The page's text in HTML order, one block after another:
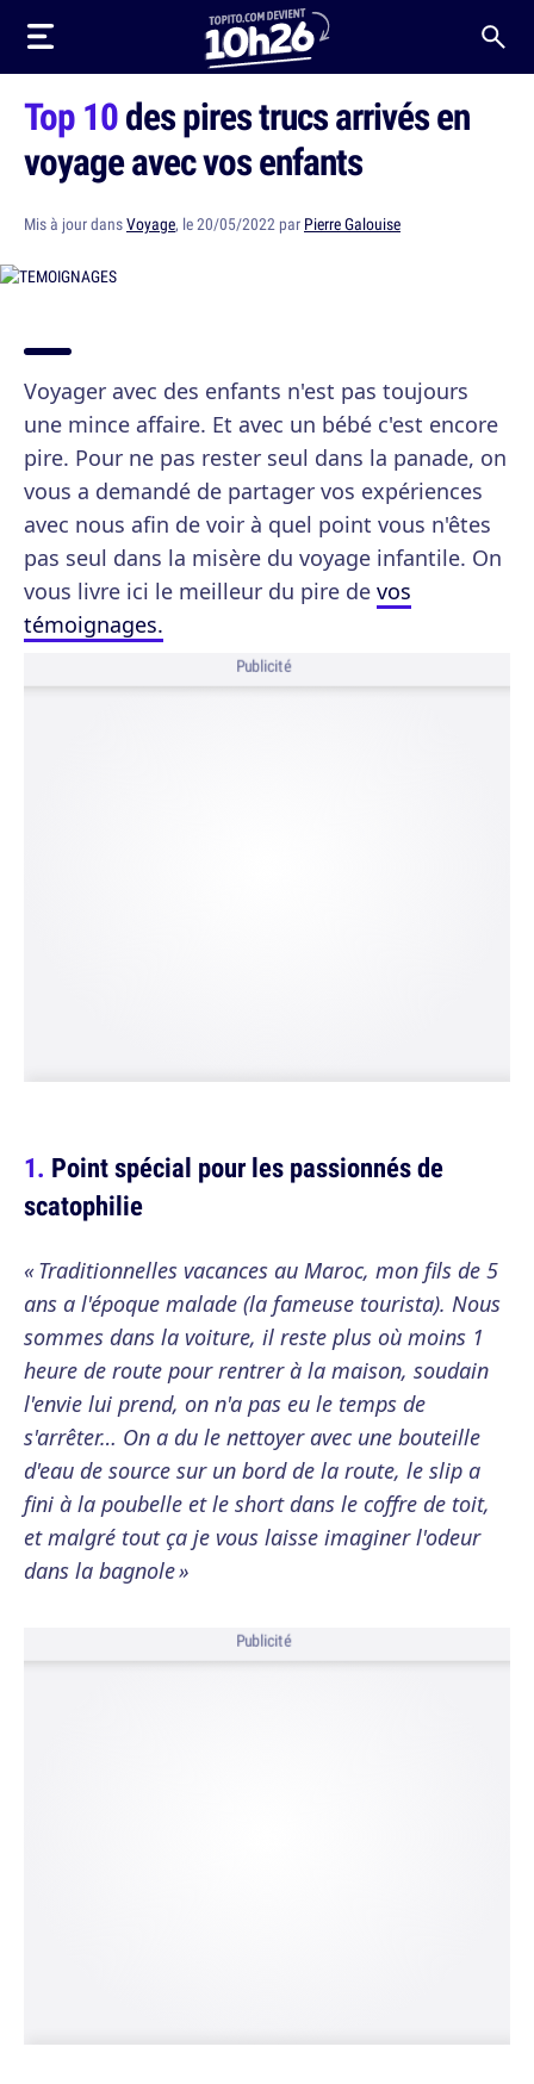
Top 10des pires trucs arrivés en
voyage avec vos enfants
Mis à jour dansVoyage, le 20/05/2022 par Pierre Galouise
Voyager avec des enfants n'est pas toujours
une mince affaire. Et avec un bébé c'est encore
pire. Pour ne pas rester seul dans la panade, on
vous a demandé de partager vos expériences
avec nous afin de voir à quel point vous n'êtes
pas seul dans la misère du voyage infantile. On
vous livre ici le meilleur du pire de vos
témoignages.
Publicité
Point spécial pour les passionnés de
scatophilie
« Traditionnelles vacances au Maroc, mon fils de 5
ans a l'époque malade (la fameuse tourista). Nous
sommes dans la voiture, il reste plus où moins 1
heure de route pour rentrer à la maison, soudain
l'envie lui prend, on n'a pas eu le temps de
s'arrêter… On a du le nettoyer avec une bouteille
d'eau de source sur un bord de la route, le slip a
fini à la poubelle et le short dans le coffre de toit,
et malgré tout ça je vous laisse imaginer l'odeur
dans la bagnole »
Publicité